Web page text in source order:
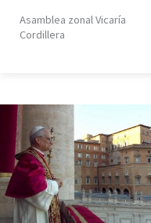
Asamblea zonal Vicaría
Cordillera